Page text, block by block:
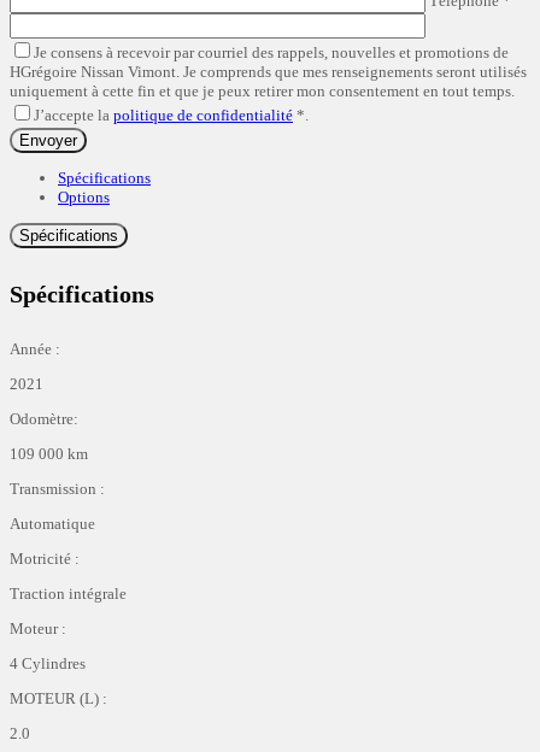
Je consens à recevoir par courriel des rappels, nouvelles et promotions de
HGrégoire Nissan Vimont. Je comprends que mes renseignements seront utilisés
uniquement à cette fin et que je peux retirer mon consentement en tout temps.
J’accepte la politique de confidentialité *.
Spécifications
Options
Spécifications
Spécifications
Année :
2021
Odomètre:
109 000 km
Transmission :
Automatique
Motricité :
Traction intégrale
Moteur :
4 Cylindres
MOTEUR (L) :
2.0